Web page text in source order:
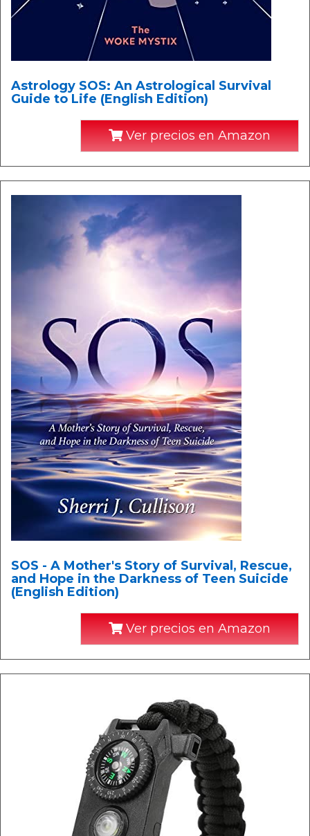
Astrology SOS: An Astrological Survival
Guide to Life (English Edition)
Ver precios en Amazon
SOS - A Mother's Story of Survival, Rescue,
and Hope in the Darkness of Teen Suicide
(English Edition)
Ver precios en Amazon